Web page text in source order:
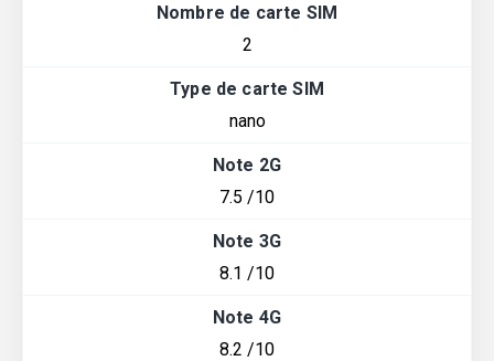
Nombre de carte SIM
2
Type de carte SIM
nano
Note 2G
7.5 /10
Note 3G
8.1 /10
Note 4G
8.2 /10